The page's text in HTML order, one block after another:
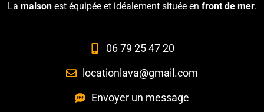
La maisonest équipée et idéalement située en front de mer.
06 79 25 47 20
locationlava@gmail.com
Envoyer un message